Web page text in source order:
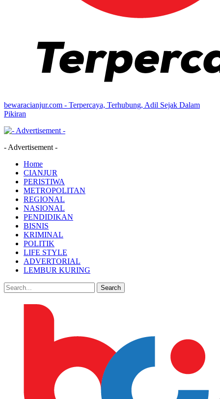
bewaracianjur.com - Terpercaya, Terhubung, Adil Sejak Dalam
Pikiran
- Advertisement -
Home
CIANJUR
PERISTIWA
METROPOLITAN
REGIONAL
NASIONAL
PENDIDIKAN
BISNIS
KRIMINAL
POLITIK
LIFE STYLE
ADVERTORIAL
LEMBUR KURING